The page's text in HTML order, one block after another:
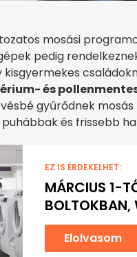
mosási
pedig
kisgyermekes
és
gyűrődnek
és frissebb
EZ IS ÉRDEKELHET:
MÁRCIUS 1-
BOLTOKBAN,
Elolvasom